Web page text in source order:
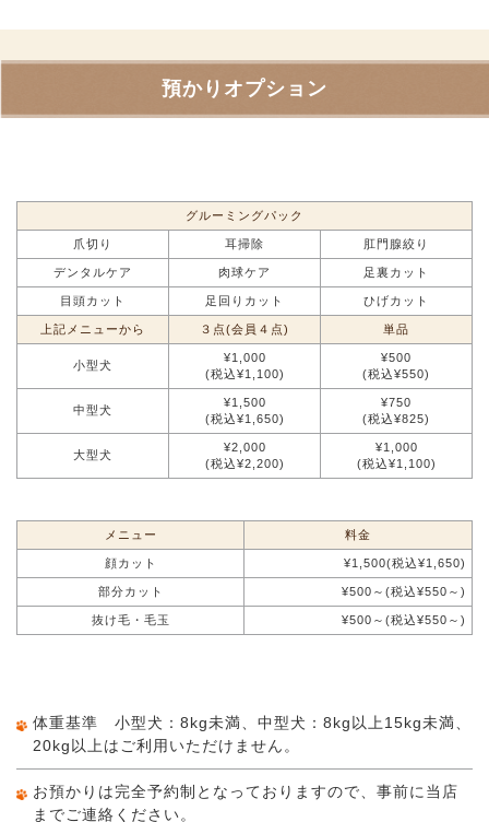
預かりオプション
グルーミングパック
爪切り 耳掃除 肛門腺絞り
デンタルケア 肉球ケア 足裏カット
目頭カット 足回りカット ひげカット
上記メニューから ３点(会員４点) 単品
小型犬
¥1,000
(税込¥1,100)
¥500
(税込¥550)
中型犬
¥1,500
(税込¥1,650)
¥750
(税込¥825)
大型犬
¥2,000
(税込¥2,200)
¥1,000
(税込¥1,100)
メニュー 料金
顔カット ¥1,500(税込¥1,650)
部分カット ¥500～(税込¥550～)
抜け毛・毛玉 ¥500～(税込¥550～)
体重基準 小型犬：8kg未満、中型犬：8kg以上15kg未満、
20kg以上はご利用いただけません。
お預かりは完全予約制となっておりますので、事前に当店
までご連絡ください。